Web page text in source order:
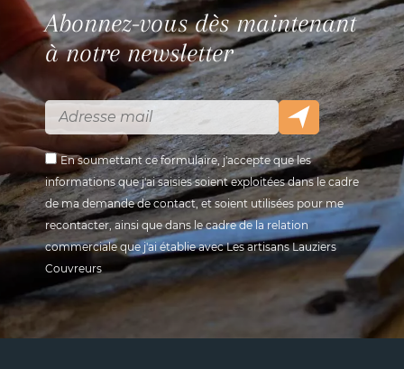
Abonnez-vous dès maintenant
à notre newsletter
En soumettant ce formulaire, j'accepte que les
informations que j'ai saisies soient exploitées dans le cadre
de ma demande de contact, et soient utilisées pour me
recontacter, ainsi que dans le cadre de la relation
commerciale que j'ai établie avec Les artisans Lauziers
Couvreurs